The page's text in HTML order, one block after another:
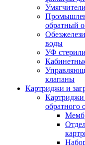
обратный
воды
УФ
клапаны
Картриджи и
Картриджи
обратного